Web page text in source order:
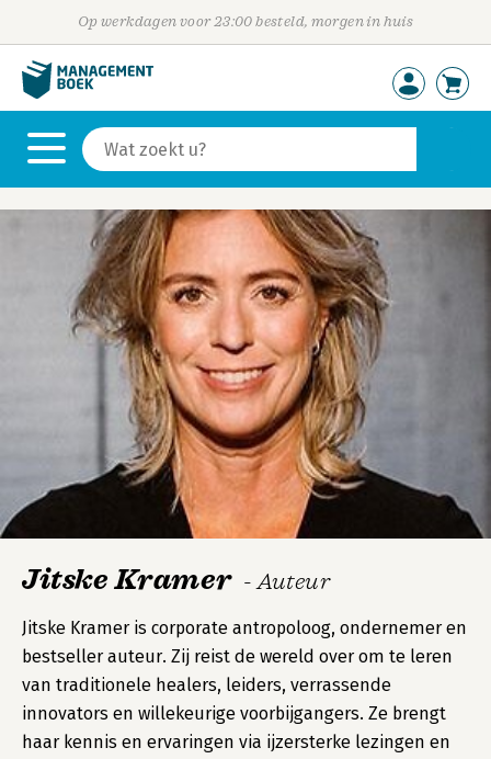
Op werkdagen voor 23:00 besteld, morgen in huis
Jitske Kramer - Auteur
Jitske Kramer is corporate antropoloog, ondernemer en
bestseller auteur. Zij reist de wereld over om te leren
van traditionele healers, leiders, verrassende
innovators en willekeurige voorbijgangers. Ze brengt
haar kennis en ervaringen via ijzersterke lezingen en